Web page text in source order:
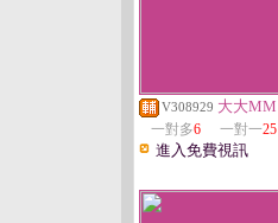
V308929 大大MM
一對多6 一對一25
進入免費視訊